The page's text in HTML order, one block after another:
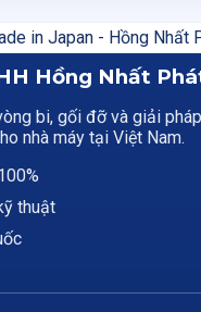
Hồng Nhất
bi, gối đỡ và giải
nhà máy tại Việt Nam.
thuật